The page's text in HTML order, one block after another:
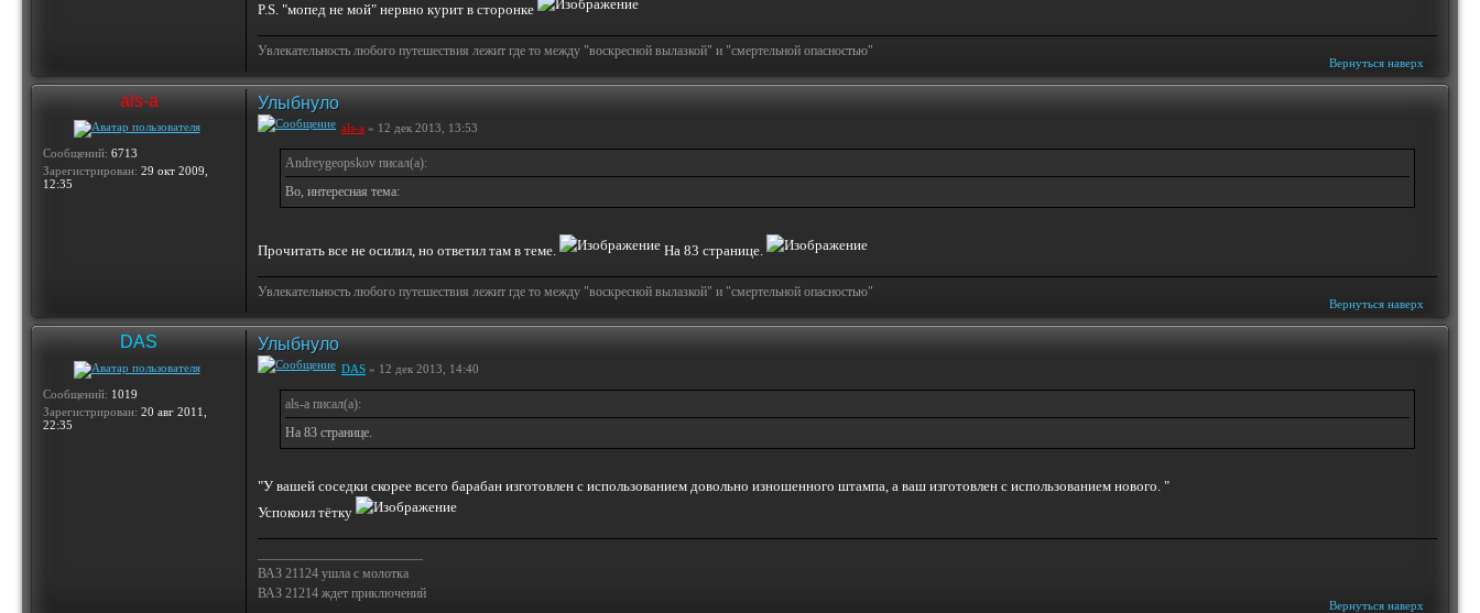
P.S. "мопед не мой" нервно курит в сторонке
Увлекательность любого путешествия лежит где то между "воскресной вылазкой" и "смертельной опасностью"
Вернуться наверх
als-a
Сообщений: 6713
Зарегистрирован: 29 окт 2009,
12:35
Улыбнуло
als-a » 12 дек 2013, 13:53
Andreygeopskov писал(а):
Во, интересная тема:
Прочитать все не осилил, но ответил там в теме. На 83 странице.
Увлекательность любого путешествия лежит где то между "воскресной вылазкой" и "смертельной опасностью"
Вернуться наверх
DAS
Сообщений: 1019
Зарегистрирован: 20 авг 2011,
22:35
Улыбнуло
DAS » 12 дек 2013, 14:40
als-a писал(а):
На 83 странице.
"У вашей соседки скорее всего барабан изготовлен с использованием довольно изношенного штампа, а ваш изготовлен с использованием нового. "
Успокоил тётку
ВАЗ 21124 ушла с молотка
ВАЗ 21214 ждет приключений
Вернуться наверх